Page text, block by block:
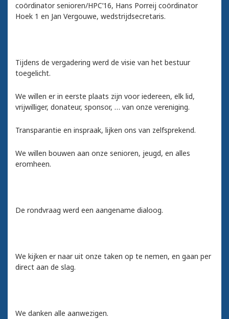
coördinator senioren/HPC’16, Hans Porreij coördinator
Hoek 1 en Jan Vergouwe, wedstrijdsecretaris.
Tijdens de vergadering werd de visie van het bestuur
toegelicht.
We willen er in eerste plaats zijn voor iedereen, elk lid,
vrijwilliger, donateur, sponsor, … van onze vereniging.
Transparantie en inspraak, lijken ons van zelfsprekend.
We willen bouwen aan onze senioren, jeugd, en alles
eromheen.
De rondvraag werd een aangename dialoog.
We kijken er naar uit onze taken op te nemen, en gaan per
direct aan de slag.
We danken alle aanwezigen.